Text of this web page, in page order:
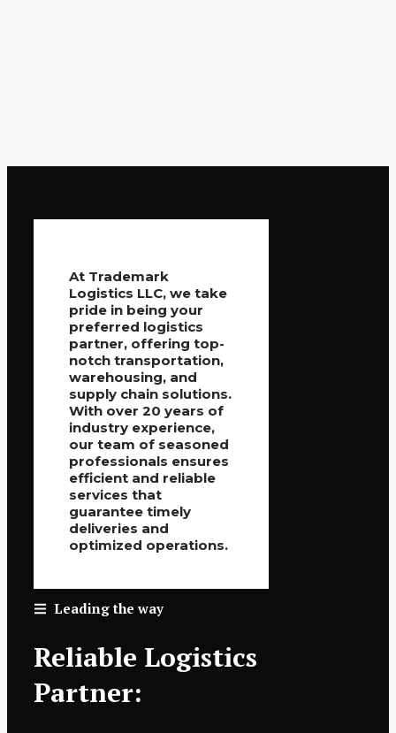
Leading the way
Reliable Logistics
Partner:
At Trademark
Logistics LLC, we take
pride in being your
preferred logistics
partner, offering top-
notch transportation,
warehousing, and
supply chain solutions.
With over 20 years of
industry experience,
our team of seasoned
professionals ensures
efficient and reliable
services that
guarantee timely
deliveries and
optimized operations.